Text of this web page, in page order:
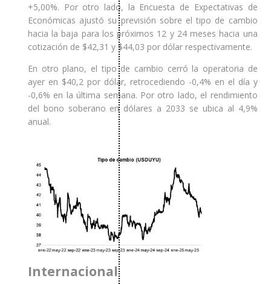
+5,00%. Por otro lado, la Encuesta de Expectativas de
Económicas ajustó su previsión sobre el tipo de cambio
hacia la baja para los próximos 12 y 24 meses hacia una
cotización de $42,31 y $44,03 por dólar respectivamente.
En otro plano, el tipo de cambio cerró la operatoria de
ayer en $40,2 por dólar, retrocediendo -0,4% en el día y
-0,6% en la última semana. Por otro lado, el rendimiento
del bono soberano en dólares a 2033 se ubica al 4,9%
anual.
Internacional